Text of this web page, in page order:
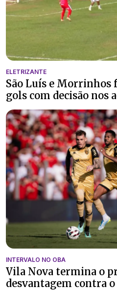
ELETRIZANTE
São Luís e Morrinhos
gols com decisão nos
INTERVALO NO OBA
Vila Nova termina o
desvantagem contra